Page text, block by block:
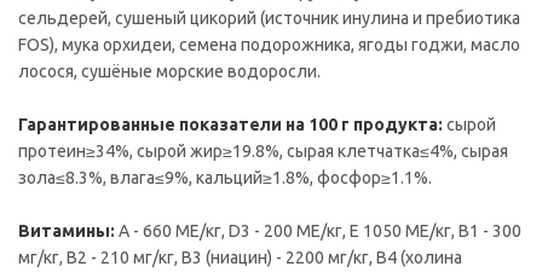
сельдерей, сушеный цикорий (источник инулина и пребиотика
FOS), мука орхидеи, семена подорожника, ягоды годжи, масло
лосося, сушёные морские водоросли.
Гарантированные показатели на 100 г продукта: сырой
протеин≥34%, сырой жир≥19.8%, сырая клетчатка≤4%, сырая
зола≤8.3%, влага≤9%, кальций≥1.8%, фосфор≥1.1%.
Витамины: А - 660 МЕ/кг, D3 - 200 МЕ/кг, E 1050 МЕ/кг, B1 - 300
мг/кг, B2 - 210 мг/кг, B3 (ниацин) - 2200 мг/кг, В4 (холина